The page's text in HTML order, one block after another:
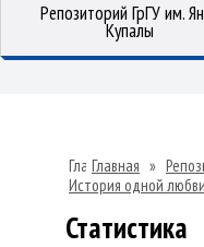
Репозиторий ГрГУ им.
Купалы
Главная »
История одной
Статистика